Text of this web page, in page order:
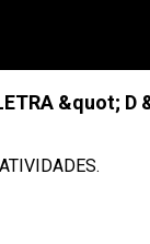
&quot;